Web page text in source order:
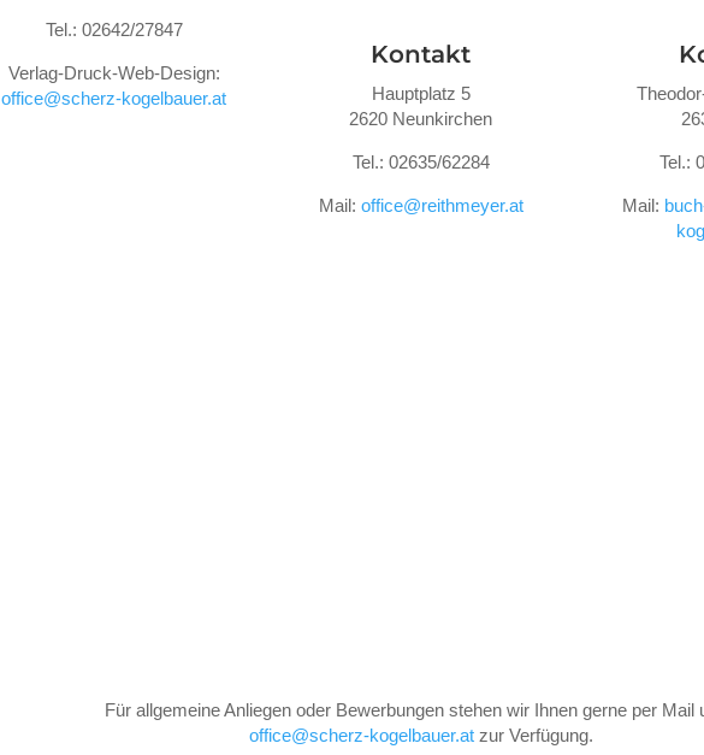
Tel.: 02642/27847
Verlag-Druck-Web-Design:
office@scherz-kogelbauer.at
Kontakt
Hauptplatz 5
2620 Neunkirchen
Tel.: 02635/62284
Mail: office@reithmeyer.at
Tel.:
Mail:
Für allgemeine Anliegen oder Bewerbungen stehen wir Ihnen gerne per Mail
office@scherz-kogelbauer.at zur Verfügung.